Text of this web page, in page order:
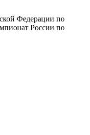
Федерации по
России по